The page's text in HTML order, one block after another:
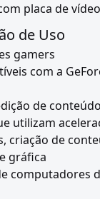
placa de
de Uso
gamers
com a
de
utilizam
criação de
gráfica
computadores